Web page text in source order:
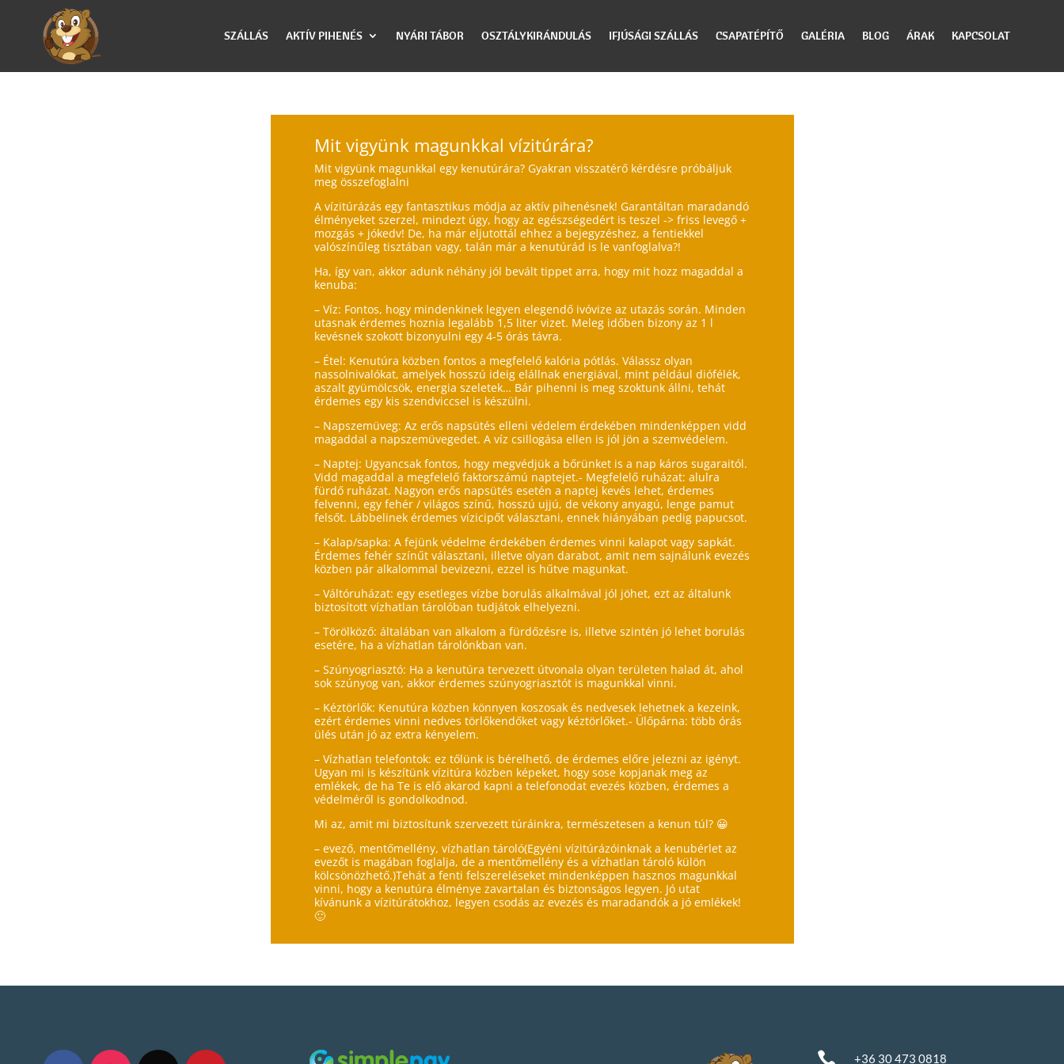
SZÁLLÁS AKTÍV PIHENÉS NYÁRI TÁBOR OSZTÁLYKIRÁNDULÁS IFJÚSÁGI SZÁLLÁS CSAPATÉPÍTŐ GALÉRIA BLOG ÁRAK KAPCSOLAT
Mit vigyünk magunkkal vízitúrára?
Mit vigyünk magunkkal egy kenutúrára? Gyakran visszatérő kérdésre próbáljuk
meg összefoglalni
A vízitúrázás egy fantasztikus módja az aktív pihenésnek! Garantáltan maradandó
élményeket szerzel, mindezt úgy, hogy az egészségedért is teszel -> friss levegő +
mozgás + jókedv! De, ha már eljutottál ehhez a bejegyzéshez, a fentiekkel
valószínűleg tisztában vagy, talán már a kenutúrád is le vanfoglalva?!
Ha, így van, akkor adunk néhány jól bevált tippet arra, hogy mit hozz magaddal a
kenuba:
– Víz: Fontos, hogy mindenkinek legyen elegendő ivóvize az utazás során. Minden
utasnak érdemes hoznia legalább 1,5 liter vizet. Meleg időben bizony az 1 l
kevésnek szokott bizonyulni egy 4-5 órás távra.
– Étel: Kenutúra közben fontos a megfelelő kalória pótlás. Válassz olyan
nassolnivalókat, amelyek hosszú ideig elállnak energiával, mint például diófélék,
aszalt gyümölcsök, energia szeletek… Bár pihenni is meg szoktunk állni, tehát
érdemes egy kis szendviccsel is készülni.
– Napszemüveg: Az erős napsütés elleni védelem érdekében mindenképpen vidd
magaddal a napszemüvegedet. A víz csillogása ellen is jól jön a szemvédelem.
– Naptej: Ugyancsak fontos, hogy megvédjük a bőrünket is a nap káros sugaraitól.
Vidd magaddal a megfelelő faktorszámú naptejet.- Megfelelő ruházat: alulra
fürdő ruházat. Nagyon erős napsütés esetén a naptej kevés lehet, érdemes
felvenni, egy fehér / világos színű, hosszú ujjú, de vékony anyagú, lenge pamut
felsőt. Lábbelinek érdemes vízicipőt választani, ennek hiányában pedig papucsot.
– Kalap/sapka: A fejünk védelme érdekében érdemes vinni kalapot vagy sapkát.
Érdemes fehér színűt választani, illetve olyan darabot, amit nem sajnálunk evezés
közben pár alkalommal bevizezni, ezzel is hűtve magunkat.
– Váltóruházat: egy esetleges vízbe borulás alkalmával jól jöhet, ezt az általunk
biztosított vízhatlan tárolóban tudjátok elhelyezni.
– Törölköző: általában van alkalom a fürdőzésre is, illetve szintén jó lehet borulás
esetére, ha a vízhatlan tárolónkban van.
– Szúnyogriasztó: Ha a kenutúra tervezett útvonala olyan területen halad át, ahol
sok szúnyog van, akkor érdemes szúnyogriasztót is magunkkal vinni.
– Kéztörlők: Kenutúra közben könnyen koszosak és nedvesek lehetnek a kezeink,
ezért érdemes vinni nedves törlőkendőket vagy kéztörlőket.- Ülőpárna: több órás
ülés után jó az extra kényelem.
– Vízhatlan telefontok: ez tőlünk is bérelhető, de érdemes előre jelezni az igényt.
Ugyan mi is készítünk vízitúra közben képeket, hogy sose kopjanak meg az
emlékek, de ha Te is elő akarod kapni a telefonodat evezés közben, érdemes a
védelméről is gondolkodnod.
Mi az, amit mi biztosítunk szervezett túráinkra, természetesen a kenun túl? 😀
– evező, mentőmellény, vízhatlan tároló(Egyéni vízitúrázóinknak a kenubérlet az
evezőt is magában foglalja, de a mentőmellény és a vízhatlan tároló külön
kölcsönözhető.)Tehát a fenti felszereléseket mindenképpen hasznos magunkkal
vinni, hogy a kenutúra élménye zavartalan és biztonságos legyen. Jó utat
kívánunk a vízitúrátokhoz, legyen csodás az evezés és maradandók a jó emlékek!
🙂
 +36 30 473 0818